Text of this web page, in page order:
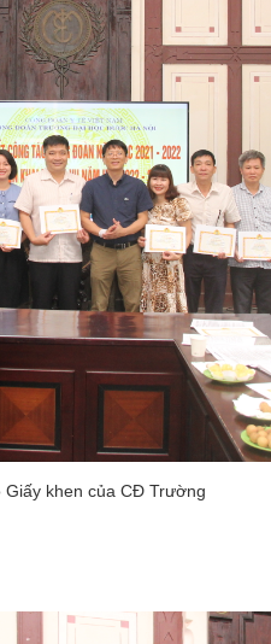
khen của CĐ Trường